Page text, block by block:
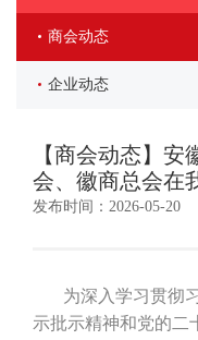
商会动态
企业动态
【商会动态】
会、徽商总会在
发布时间：2026-05-20
为深入学习贯彻习
示批示精神和党的二